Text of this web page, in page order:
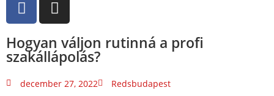
Hogyan váljon rutinná a profi
szakállápolás?
december 27, 2022 Redsbudapest